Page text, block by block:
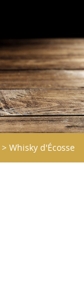
> Whisky d'Écosse